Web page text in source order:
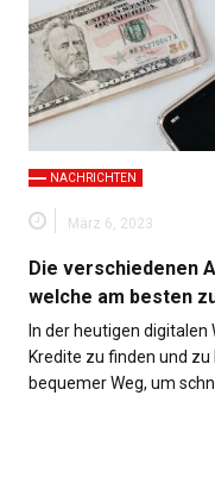
NACHRICHTEN
März 6, 2023
Die verschiedenen
welche am besten
In der heutigen digitalen
Kredite zu finden und
bequemer Weg, um